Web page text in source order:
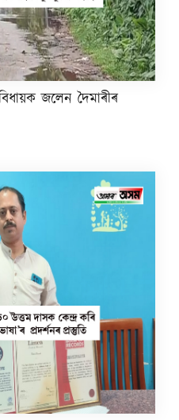
জলেন দৈমাৰীৰ